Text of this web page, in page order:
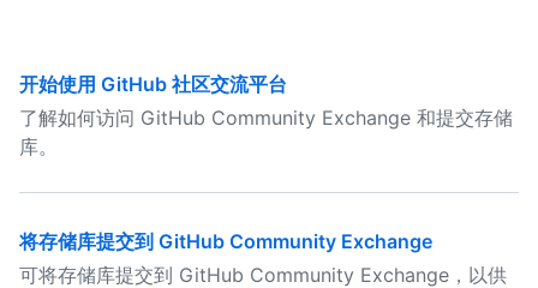
开始使用 GitHub 社区交流平台
了解如何访问 GitHub Community Exchange 和提交存储
库。
将存储库提交到 GitHub Community Exchange
可将存储库提交到 GitHub Community Exchange，以供